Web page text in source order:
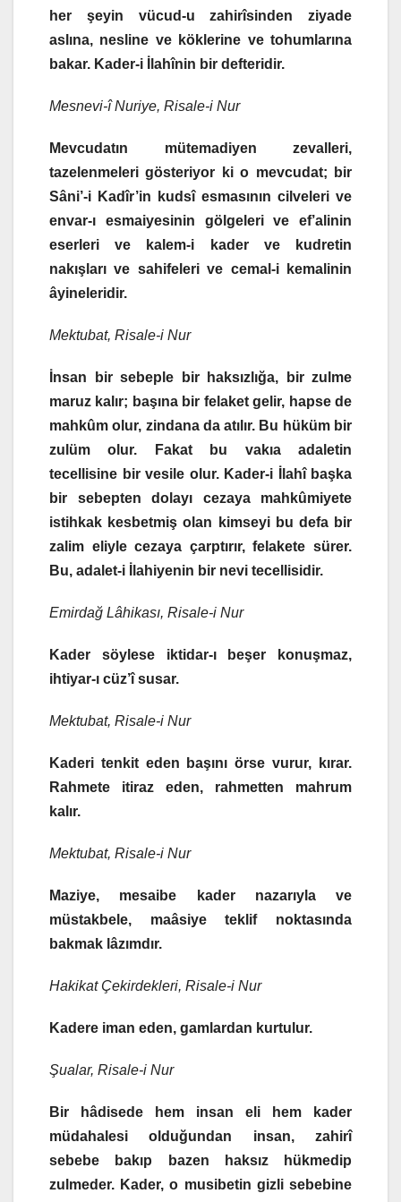
her şeyin vücud-u zahirîsinden ziyade
aslına, nesline ve köklerine ve tohumlarına
bakar. Kader-i İlahînin bir defteridir.
Mesnevi-î Nuriye, Risale-i Nur
Mevcudatın mütemadiyen zevalleri,
tazelenmeleri gösteriyor ki o mevcudat; bir
Sâni’-i Kadîr’in kudsî esmasının cilveleri ve
envar-ı esmaiyesinin gölgeleri ve ef’alinin
eserleri ve kalem-i kader ve kudretin
nakışları ve sahifeleri ve cemal-i kemalinin
âyineleridir.
Mektubat, Risale-i Nur
İnsan bir sebeple bir haksızlığa, bir zulme
maruz kalır; başına bir felaket gelir, hapse de
mahkûm olur, zindana da atılır. Bu hüküm bir
zulüm olur. Fakat bu vakıa adaletin
tecellisine bir vesile olur. Kader-i İlahî başka
bir sebepten dolayı cezaya mahkûmiyete
istihkak kesbetmiş olan kimseyi bu defa bir
zalim eliyle cezaya çarptırır, felakete sürer.
Bu, adalet-i İlahiyenin bir nevi tecellisidir.
Emirdağ Lâhikası, Risale-i Nur
Kader söylese iktidar-ı beşer konuşmaz,
ihtiyar-ı cüz’î susar.
Mektubat, Risale-i Nur
Kaderi tenkit eden başını örse vurur, kırar.
Rahmete itiraz eden, rahmetten mahrum
kalır.
Mektubat, Risale-i Nur
Maziye, mesaibe kader nazarıyla ve
müstakbele, maâsiye teklif noktasında
bakmak lâzımdır.
Hakikat Çekirdekleri, Risale-i Nur
Kadere iman eden, gamlardan kurtulur.
Şualar, Risale-i Nur
Bir hâdisede hem insan eli hem kader
müdahalesi olduğundan insan, zahirî
sebebe bakıp bazen haksız hükmedip
zulmeder. Kader, o musibetin gizli sebebine